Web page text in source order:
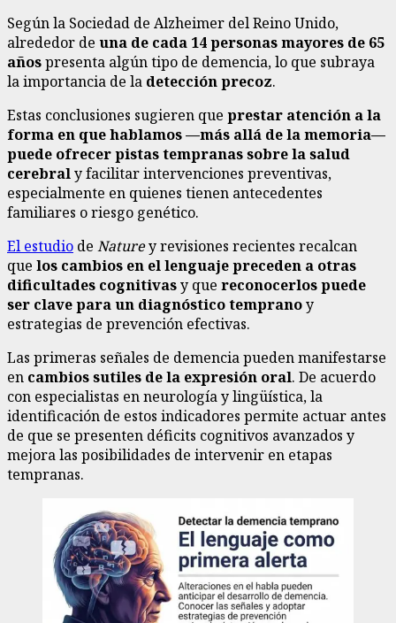
Según la Sociedad de Alzheimer del Reino Unido,
alrededor de una de cada 14 personas mayores de 65
añospresenta algún tipo de demencia, lo que subraya
la importancia de la detección precoz.
Estas conclusiones sugieren que prestar atención a la
forma en que hablamos —más allá de la memoria—
puede ofrecer pistas tempranas sobre la salud
cerebraly facilitar intervenciones preventivas,
especialmente en quienes tienen antecedentes
familiares o riesgo genético.
El estudio de Naturey revisiones recientes recalcan
que los cambios en el lenguaje preceden a otras
dificultades cognitivasy que reconocerlos puede
ser clave para un diagnóstico tempranoy
estrategias de prevención efectivas.
Las primeras señales de demencia pueden manifestarse
en cambios sutiles de la expresión oral. De acuerdo
con especialistas en neurología y lingüística, la
identificación de estos indicadores permite actuar antes
de que se presenten déficits cognitivos avanzados y
mejora las posibilidades de intervenir en etapas
tempranas.